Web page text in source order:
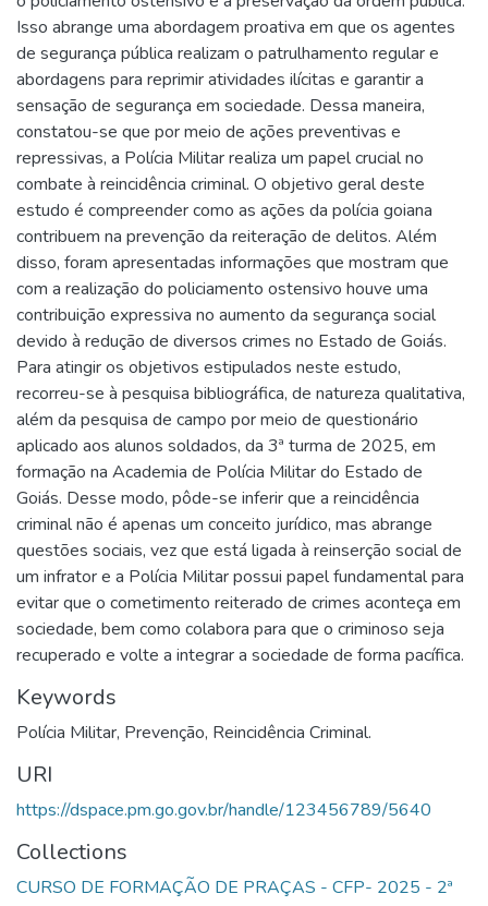
Isso abrange uma abordagem proativa em que os agentes
de segurança pública realizam o patrulhamento regular e
abordagens para reprimir atividades ilícitas e garantir a
sensação de segurança em sociedade. Dessa maneira,
constatou-se que por meio de ações preventivas e
repressivas, a Polícia Militar realiza um papel crucial no
combate à reincidência criminal. O objetivo geral deste
estudo é compreender como as ações da polícia goiana
contribuem na prevenção da reiteração de delitos. Além
disso, foram apresentadas informações que mostram que
com a realização do policiamento ostensivo houve uma
contribuição expressiva no aumento da segurança social
devido à redução de diversos crimes no Estado de Goiás.
Para atingir os objetivos estipulados neste estudo,
recorreu-se à pesquisa bibliográfica, de natureza qualitativa,
além da pesquisa de campo por meio de questionário
aplicado aos alunos soldados, da 3ª turma de 2025, em
formação na Academia de Polícia Militar do Estado de
Goiás. Desse modo, pôde-se inferir que a reincidência
criminal não é apenas um conceito jurídico, mas abrange
questões sociais, vez que está ligada à reinserção social de
um infrator e a Polícia Militar possui papel fundamental para
evitar que o cometimento reiterado de crimes aconteça em
sociedade, bem como colabora para que o criminoso seja
recuperado e volte a integrar a sociedade de forma pacífica.
Keywords
Polícia Militar, Prevenção, Reincidência Criminal.
URI
https://dspace.pm.go.gov.br/handle/123456789/5640
Collections
CURSO DE FORMAÇÃO DE PRAÇAS - CFP- 2025 - 2ª